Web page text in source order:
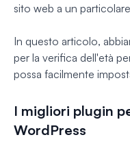
sito web a un
In questo articolo,
per la verifica dell'età
possa facilmente
I migliori plugin
WordPress